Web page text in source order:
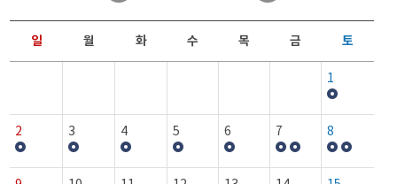
일 월 화 수 목 금 토
1
2 3 4 5 6 7 8